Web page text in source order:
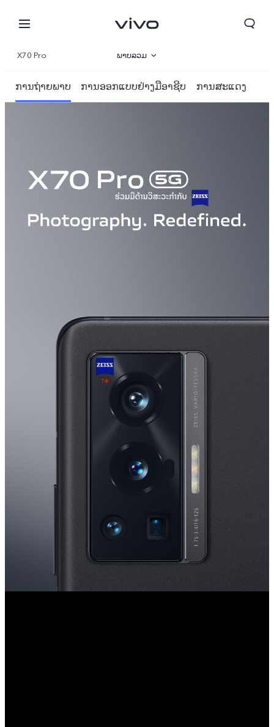
X70 Pro ພາບລວມ
ແກເລີຣີ
ການຖ່າຍພາບ ການອອກແບບຢ່າງມືອາຊີບ ການສະແດງ